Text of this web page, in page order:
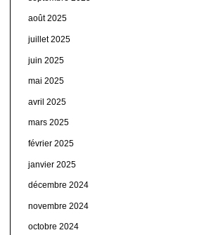
août 2025
juillet 2025
juin 2025
mai 2025
avril 2025
mars 2025
février 2025
janvier 2025
décembre 2024
novembre 2024
octobre 2024